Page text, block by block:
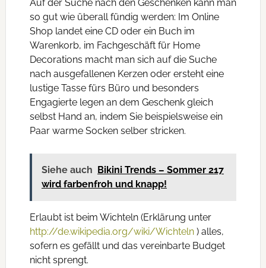
Auf der Suche nach den Geschenken kann man
so gut wie überall fündig werden: Im Online
Shop landet eine CD oder ein Buch im
Warenkorb, im Fachgeschäft für Home
Decorations macht man sich auf die Suche
nach ausgefallenen Kerzen oder ersteht eine
lustige Tasse fürs Büro und besonders
Engagierte legen an dem Geschenk gleich
selbst Hand an, indem Sie beispielsweise ein
Paar warme Socken selber stricken.
Siehe auch Bikini Trends – Sommer 217
wird farbenfroh und knapp!
Erlaubt ist beim Wichteln (Erklärung unter
http://de.wikipedia.org/wiki/Wichteln) alles,
sofern es gefällt und das vereinbarte Budget
nicht sprengt.